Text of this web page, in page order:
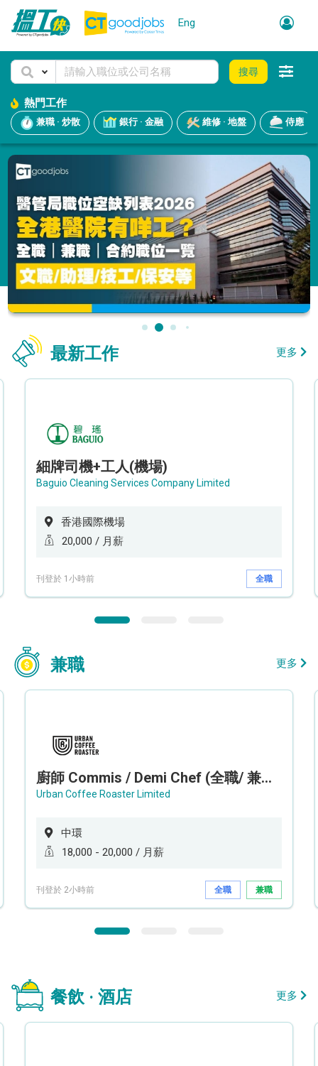
Eng
搜尋
熱門工作
兼職 · 炒散 銀行 · 金融 維修 · 地盤 侍應
最新工作 更多
細牌司機+工人(機場)
Baguio Cleaning Services Company Limited
香港國際機場
20,000 / 月薪
刊登於 1小時前 全職
兼職 更多
廚師 Commis / Demi Chef (全職/ 兼職) (工作地點:中環)
Urban Coffee Roaster Limited
中環
18,000 - 20,000 / 月薪
刊登於 2小時前 全職 兼職
餐飲 · 酒店 更多